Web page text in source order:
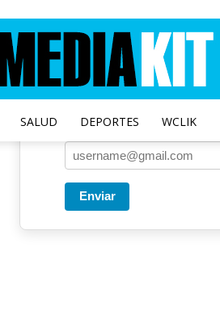
SALUD DEPORTES WCLIK
Una vez a la semana enviamos
Enviar
Entregado por SendPulse